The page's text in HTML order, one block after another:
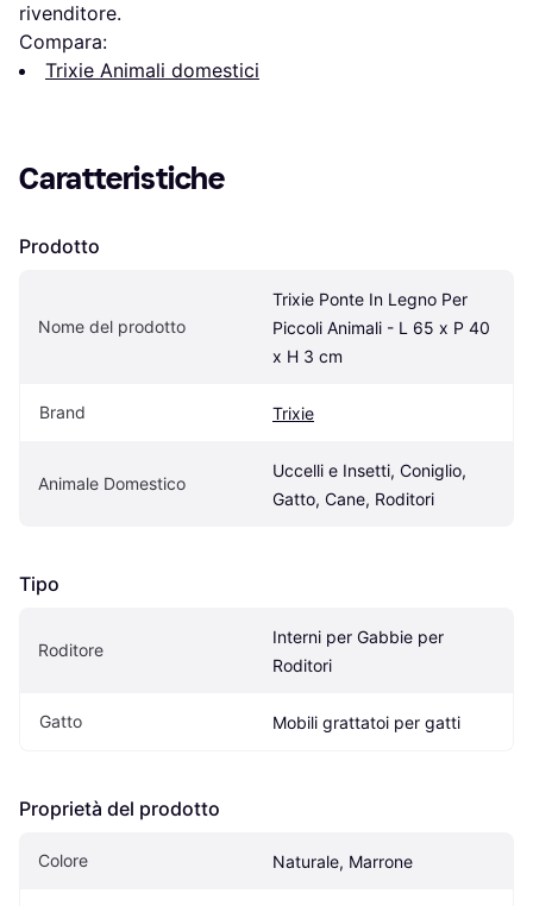
rivenditore.
Compara:
Trixie Animali domestici
Caratteristiche
Prodotto
Nome del prodotto
Trixie Ponte In Legno Per
Piccoli Animali - L 65 x P 40
x H 3 cm
Brand Trixie
Animale Domestico
Uccelli e Insetti, Coniglio,
Gatto, Cane, Roditori
Tipo
Roditore
Interni per Gabbie per
Roditori
Gatto Mobili grattatoi per gatti
Proprietà del prodotto
Colore Naturale, Marrone